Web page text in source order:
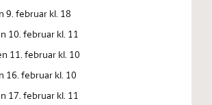
9. februar kl. 18
10. februar kl. 11
11. februar kl. 10
16. februar kl. 10
17. februar kl. 11